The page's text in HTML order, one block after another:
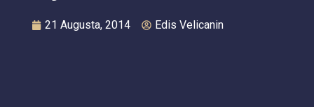
21 Augusta, 2014 Edis Velicanin